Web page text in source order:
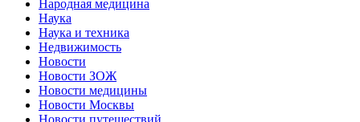
Народная медицина
Наука
Наука и техника
Недвижимость
Новости
Новости ЗОЖ
Новости медицины
Новости Москвы
Новости путешествий